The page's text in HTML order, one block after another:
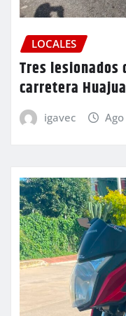
LOCALES
Tres lesionados
carretera
igavec